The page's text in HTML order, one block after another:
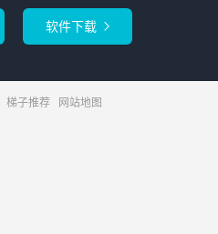
软件下载 
梯子推荐 网站地图